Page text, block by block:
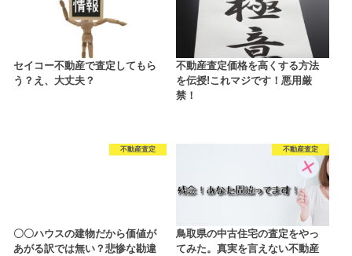
セイコー不動産で査定してもら
う？え、大丈夫？
不動産査定価格を高くする方法
を伝授!これマジです！悪用厳
禁！
不動産査定
〇〇ハウスの建物だから価値が
あがる訳では無い？悲惨な勘違
不動産査定
鳥取県の中古住宅の査定をやっ
てみた。真実を言えない不動産